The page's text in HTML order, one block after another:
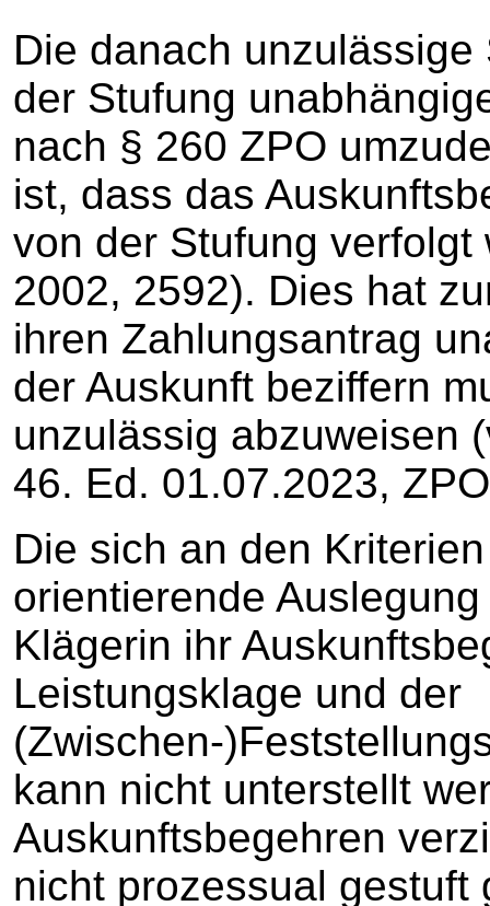
Die danach
der Stufung
nach § 260 ZPO
ist, dass das
von der Stufung
2002, 2592). Dies hat
ihren Zahlungsantrag
der Auskunft beziffern
unzulässig abzuweisen
46. Ed. 01.07.2023,
Die sich an den
orientierende
Klägerin ihr
Leistungsklage und der
(Zwischen-
kann nicht unterstellt
Auskunftsbegehren
nicht prozessual gestuft